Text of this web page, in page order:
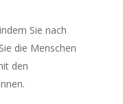
Sie nach
die Menschen
den